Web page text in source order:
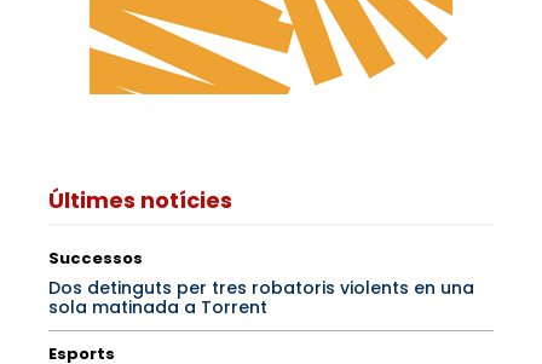
Últimes notícies
Successos
Dos detinguts per tres robatoris violents en una
sola matinada a Torrent
Esports